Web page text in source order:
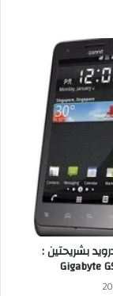
بشريحتين :
Gigabyte